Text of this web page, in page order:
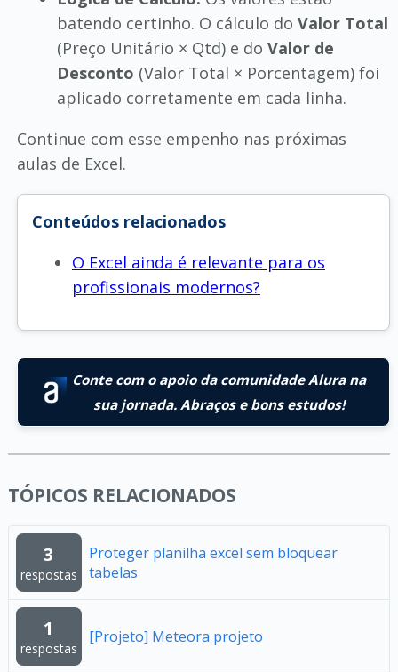
batendo certinho. O cálculo do Valor Total
(Preço Unitário × Qtd) e do Valor de
Desconto (Valor Total × Porcentagem) foi
aplicado corretamente em cada linha.
Continue com esse empenho nas próximas
aulas de Excel.
Conteúdos relacionados
O Excel ainda é relevante para os
profissionais modernos?
Conte com o apoio da comunidade Alura na
sua jornada. Abraços e bons estudos!
TÓPICOS RELACIONADOS
3
respostas
Proteger planilha excel sem bloquear
tabelas
1
respostas
[Projeto] Meteora projeto